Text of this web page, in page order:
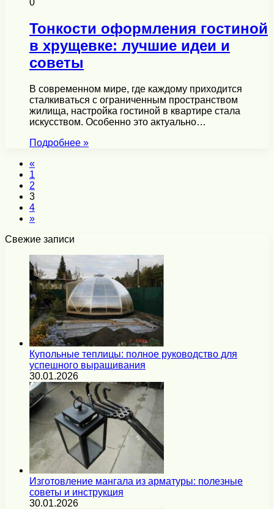
0
Тонкости оформления гостиной
в хрущевке: лучшие идеи и
советы
В современном мире, где каждому приходится
сталкиваться с ограниченным пространством
жилища, настройка гостиной в квартире стала
искусством. Особенно это актуально…
Подробнее »
«
1
2
3
4
»
Свежие записи
Купольные теплицы: полное руководство для
успешного выращивания
30.01.2026
Изготовление мангала из арматуры: полезные
советы и инструкция
30.01.2026